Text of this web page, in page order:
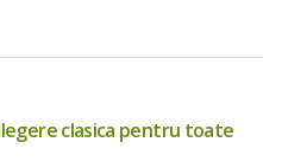
clasica pentru toate